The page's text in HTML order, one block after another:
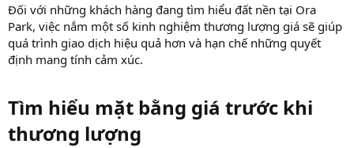
Đối với những khách hàng đang tìm hiểu đất nền tại Ora
Park, việc nắm một số kinh nghiệm thương lượng giá sẽ giúp
quá trình giao dịch hiệu quả hơn và hạn chế những quyết
định mang tính cảm xúc.
Tìm hiểu mặt bằng giá trước khi
thương lượng​